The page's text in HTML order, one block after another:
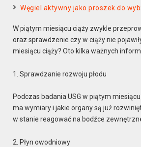
Węgiel aktywny jako proszek do
W piątym miesiącu ciąży zwykle
oraz sprawdzenie czy w ciąży nie
miesiącu ciąży? Oto kilka ważnych
1. Sprawdzanie rozwoju płodu
Podczas badania USG w piątym
ma wymiary i jakie organy są już
w stanie reagować na bodźce
2. Płyn owodniowy